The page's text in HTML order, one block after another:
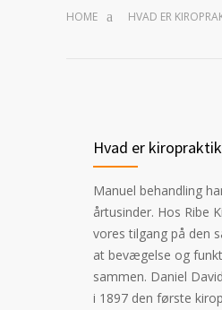
HOME HVAD ER
Hvad er
Manuel behandling
årtusinder. Hos Ribe
vores tilgang på den
at bevægelse og
sammen. Daniel
i 1897 den første